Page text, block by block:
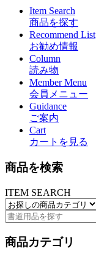
Item Search
商品を探す
Recommend List
お勧め情報
Column
読み物
Member Menu
会員メニュー
Guidance
ご案内
Cart
カートを見る
商品を検索
ITEM SEARCH
商品カテゴリ